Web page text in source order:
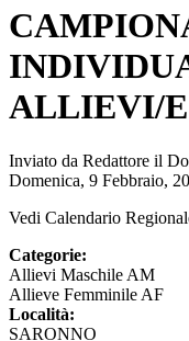
ALLIEVI/E
Inviato da Redattore il
Domenica, 9 Febbraio,
Vedi Calendario
Categorie:
Allievi Maschile AM
Allieve Femminile AF
Località:
SARONNO